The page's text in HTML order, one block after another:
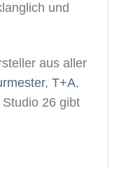
und
aus aller
, T+A,
26 gibt